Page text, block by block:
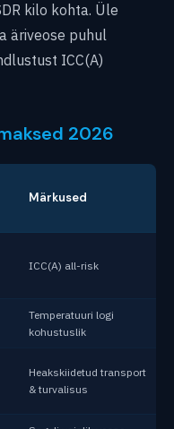
kilo kohta. Üle
äriveose puhul
ICC(A)
2026
Märkused
ICC(A) all-risk
Temperatuuri logi
kohustuslik
Heakskiidetud transport
& turvalisus